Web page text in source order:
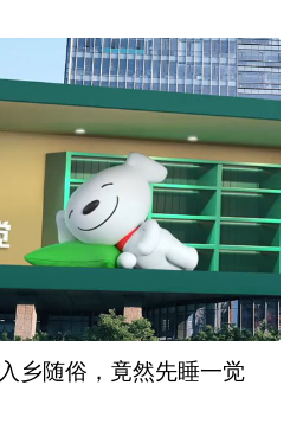
乡随俗，竟然先睡一觉